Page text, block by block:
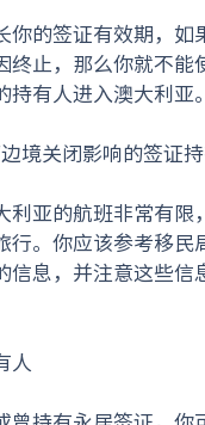
你的签证有效期，如
终止，那么你就不能
持有人进入澳大利亚。
境关闭影响的签证
利亚的航班非常有限
行。你应该参考移民
信息，并注意这些信
人